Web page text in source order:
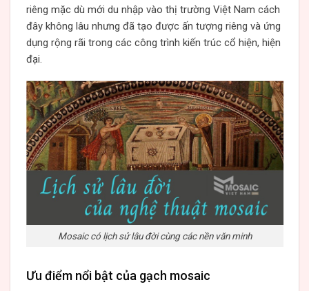
riêng mặc dù mới du nhập vào thị trường Việt Nam cách
đây không lâu nhưng đã tạo được ấn tượng riêng và ứng
dụng rộng rãi trong các công trình kiến trúc cổ hiện, hiện
đại.
Mosaic có lịch sử lâu đời cùng các nền văn minh
Ưu điểm nổi bật của gạch mosaic